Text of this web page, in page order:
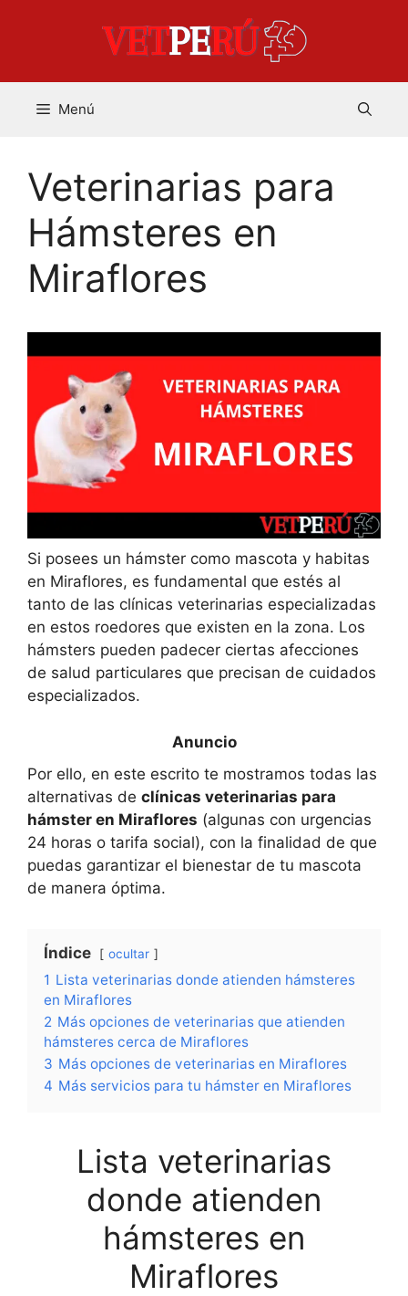
Menú
Veterinarias para
Hámsteres en
Miraflores
Si posees un hámster como mascota y habitas
en Miraflores, es fundamental que estés al
tanto de las clínicas veterinarias especializadas
en estos roedores que existen en la zona. Los
hámsters pueden padecer ciertas afecciones
de salud particulares que precisan de cuidados
especializados.
Por ello, en este escrito te mostramos todas las
alternativas de clínicas veterinarias para
hámster en Miraflores (algunas con urgencias
24 horas o tarifa social), con la finalidad de que
puedas garantizar el bienestar de tu mascota
de manera óptima.
Índice ocultar
1 Lista veterinarias donde atienden hámsteres
en Miraflores
2 Más opciones de veterinarias que atienden
hámsteres cerca de Miraflores
3 Más opciones de veterinarias en Miraflores
4 Más servicios para tu hámster en Miraflores
Lista veterinarias
donde atienden
hámsteres en
Miraflores